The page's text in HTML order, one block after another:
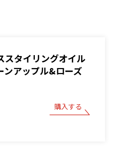
スタイリングオイル
ンアップル&ローズ
購入する